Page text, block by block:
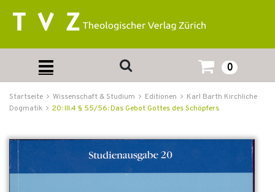
0
Startseite Wissenschaft & Studium Editionen
Karl Barth Kirchliche
Dogmatik
20: III.4 § 55/56: Das Gebot Gottes des Schöpfers